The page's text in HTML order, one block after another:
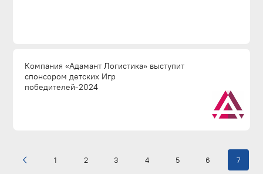
Компания «Адамант Логистика» выступит
спонсором детских Игр
победителей-2024
1 2 3 4 5 6 7